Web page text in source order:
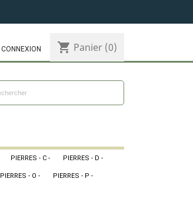
CONNEXION shopping_cart Panier (0)
PIERRES - C - PIERRES - D -
PIERRES - O - PIERRES - P -